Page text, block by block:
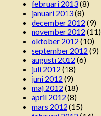
februari 2013(8)
januari 2013(8)
december 2012 (9)
november 2012 (11)
oktober 2012 (10)
september 2012 (9)
augusti 2012 (6)
juli 2012 (18)
juni 2012 (9)
maj 2012 (18)
april 2012 (8)
mars 2012 (15)